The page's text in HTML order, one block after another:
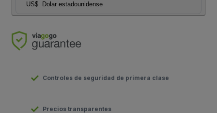
US$ Dolar estadounidense
Controles de seguridad de primera clase
Precios transparentes